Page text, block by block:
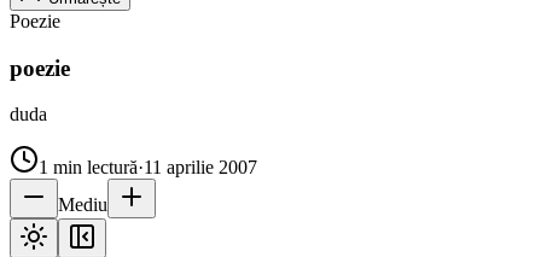
Poezie
poezie
duda
1 min lectură·11 aprilie 2007
Mediu